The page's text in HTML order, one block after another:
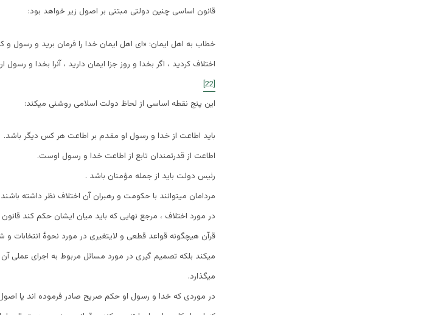
قانون اساسی چنین دولتی مبتنی بر اصول زیر خواهد بود:
خطاب به اهل ایمان: «ای اهل ایمان خدا را فرمان برید و رسول و
اختلاف کردید ، اگر بخدا و روز جزا ایمان دارید ، آنرا بخدا و
[22]
این پنج نقطه اساسی از لحاظ دولت اسلامی روشنی میکند:
باید اطاعت از خدا و رسول او مقدم بر اطاعت هر کس دیگر باشد.
اطاعت از قدرتمندان تابع از اطاعت خدا و رسول اوست.
رئیس دولت باید از جمله مؤمنان باشد .
مردامان میتوانند با حکومت و رهبران آن اختلاف نظر داشته باشند.
در مورد اختلاف ، مرجع نهایی که باید میان ایشان حکم کند
قرآن هیچگونه قواعد قطعی و لایتغیری در مورد نحوۀ انتخابات
میکند بلکه تصمیم گیری در مورد مسائل مربوط به اجرای عملی
میگذارد.
در موردی که خدا و رسول او حکم صریح صادر فرموده اند یا اصول